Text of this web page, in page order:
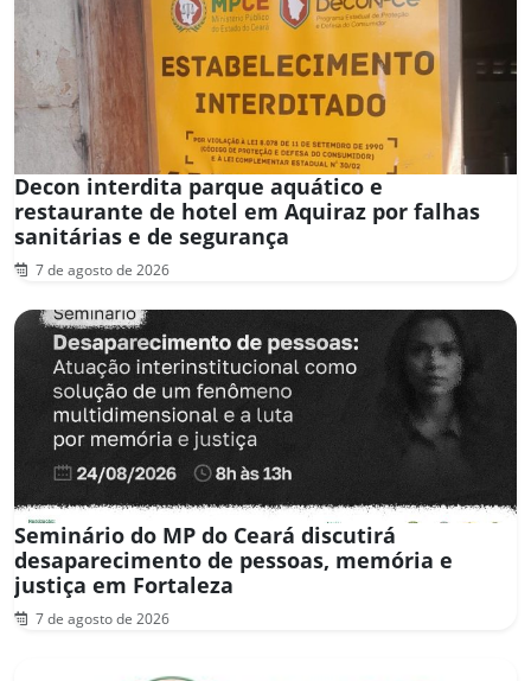
Decon interdita parque aquático e
restaurante de hotel em Aquiraz por falhas
sanitárias e de segurança
7 de agosto de 2026
Seminário do MP do Ceará discutirá
desaparecimento de pessoas, memória e
justiça em Fortaleza
7 de agosto de 2026